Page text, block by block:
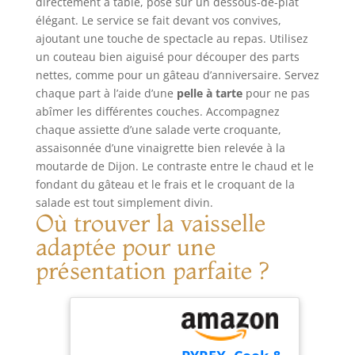
! Légère et sûre -
Pèse seulement
870 grammes.
Cette poêle
antiadhésive est
assez légère pour
retourner les
crêpes avec
précision et se
déplacer agilement
dans la cuisine. La
poignée en
Bakélite résistante
à la chaleur reste
fraîche au toucher
pendant la
au four jusqu'à 150
°C (302°F).
Nettoyage
simplissime -
compatible avec
tous types de feu,
dont induction.
ENTRETIEN :
Déglacez et rincez
à l'eau chaude,
séchez puis huilez
légèrement la
poêle avant de la
stocker dans un
endroit sec. Il est
important de ne
pas employer de
détergents ni de
mettre au lave-
vaisselle.
tapas - des
vaisseaux en terre
noble en tant que
classiques de
l'Antiquité et en
même temps
également vintage
moderne est un
présent parfait par
exemple pour un
emménagement
dans le premier
propre
appartement
POUR FOUR ET
FOURNEAU
max.' 400 ml.
Longueur avec
plat élégant qui
offre un plaisir
visuel lors de votre
repas. Dimensions
: Diamètre 37 cm
Matière : verre
Couleur :
transparent Poids :
1.2 kg
élégant. Le service se fait devant vos convives,
ajoutant une touche de spectacle au repas. Utilisez
un couteau bien aiguisé pour découper des parts
nettes, comme pour un gâteau d’anniversaire. Servez
chaque part à l’aide d’une pelle à tartepour ne pas
abîmer les différentes couches. Accompagnez
chaque assiette d’une salade verte croquante,
assaisonnée d’une vinaigrette bien relevée à la
moutarde de Dijon. Le contraste entre le chaud et le
fondant du gâteau et le frais et le croquant de la
salade est tout simplement divin.
Où trouver la vaisselle
adaptée pour une
présentation parfaite ?